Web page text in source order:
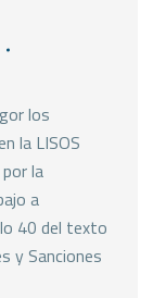
los
la LISOS
la
a
40 del texto
y Sanciones